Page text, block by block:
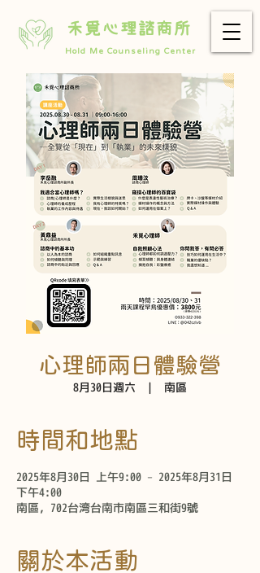
禾覓心理諮商所
Hold Me Counseling Center
心理師兩日體驗營
8月30日週六
  |
南區
時間和地點
2025年8月30日 上午9:00 – 2025年8月31日
下午4:00
南區, 702台湾台南市南區三和街9號
關於本活動